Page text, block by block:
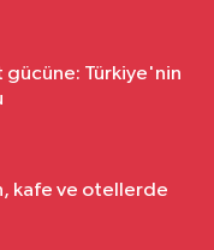
Türkiye'nin
kafe ve otellerde